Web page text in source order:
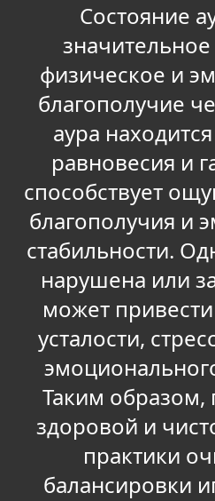
Состояние
физическое и
благополучие
аура
равновесия и
способствует
благополучия и
стабильности.
нарушена или
может
усталости,
Таким
здоровой и
практики
балансировки